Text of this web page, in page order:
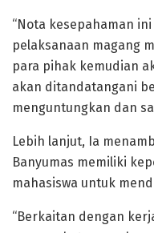
“Nota kesepahaman
pelaksanaan magang
para pihak kemudian
akan ditandatangani
menguntungkan dan
Lebih lanjut, Ia
Banyumas memiliki
mahasiswa untuk
“Berkaitan dengan